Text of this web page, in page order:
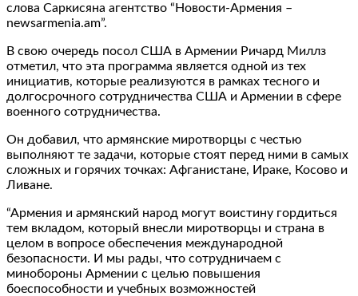
слова Саркисяна агентство “Новости-Армения –
newsarmenia.am”.
В свою очередь посол США в Армении Ричард Миллз
отметил, что эта программа является одной из тех
инициатив, которые реализуются в рамках тесного и
долгосрочного сотрудничества США и Армении в сфере
военного сотрудничества.
Он добавил, что армянские миротворцы с честью
выполняют те задачи, которые стоят перед ними в самых
сложных и горячих точках: Афганистане, Ираке, Косово и
Ливане.
“Армения и армянский народ могут воистину гордиться
тем вкладом, который внесли миротворцы и страна в
целом в вопросе обеспечения международной
безопасности. И мы рады, что сотрудничаем с
минобороны Армении с целью повышения
боеспособности и учебных возможностей